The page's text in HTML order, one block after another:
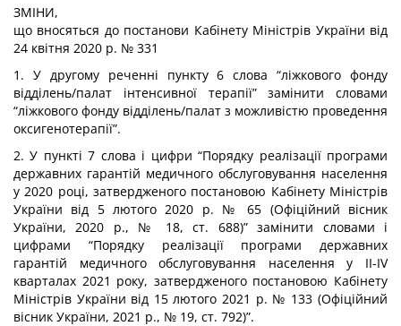
ЗМІНИ,
що вносяться до постанови Кабінету Міністрів України від
24 квітня 2020 р. № 331
1. У другому реченні пункту 6 слова “ліжкового фонду
відділень/палат інтенсивної терапії” замінити словами
“ліжкового фонду відділень/палат з можливістю проведення
оксигенотерапії”.
2. У пункті 7 слова і цифри “Порядку реалізації програми
державних гарантій медичного обслуговування населення
у 2020 році, затвердженого постановою Кабінету Міністрів
України від 5 лютого 2020 р. № 65 (Офіційний вісник
України, 2020 р., № 18, ст. 688)” замінити словами і
цифрами “Порядку реалізації програми державних
гарантій медичного обслуговування населення у II-IV
кварталах 2021 року, затвердженого постановою Кабінету
Міністрів України від 15 лютого 2021 р. № 133 (Офіційний
вісник України, 2021 р., № 19, ст. 792)”.